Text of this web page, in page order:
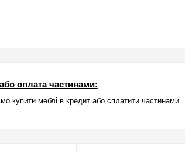
оплата частинами:
купити меблі в кредит або сплатити частинами